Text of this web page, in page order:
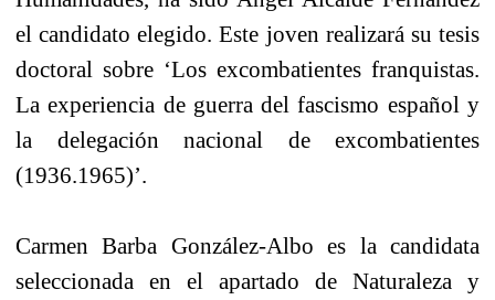
el candidato elegido. Este joven realizará su tesis
doctoral sobre ‘Los excombatientes franquistas.
La experiencia de guerra del fascismo español y
la delegación nacional de excombatientes
(1936.1965)’.
Carmen Barba González-Albo es la candidata
seleccionada en el apartado de Naturaleza y